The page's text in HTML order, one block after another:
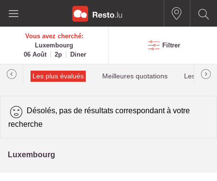
Vous avez cherché:
Luxembourg
06 Août
2p Diner
Filtrer
Les plus évalués Meilleures quotations Les plus
Désolés, pas de résultats correspondant à votre
recherche
Luxembourg